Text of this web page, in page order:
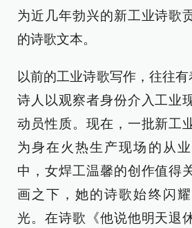
为近几年勃兴的新工业诗歌
的诗歌文本。
以前的工业诗歌写作，往往有
诗人以观察者身份介入工业
动员性质。现在，一批新工
为身在火热生产现场的从
中，女焊工温馨的创作值得
画之下，她的诗歌始终闪
光。在诗歌《他说他明天退